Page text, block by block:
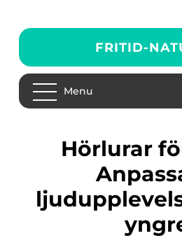
FRITID-
Menu
Hörlurar för barn: